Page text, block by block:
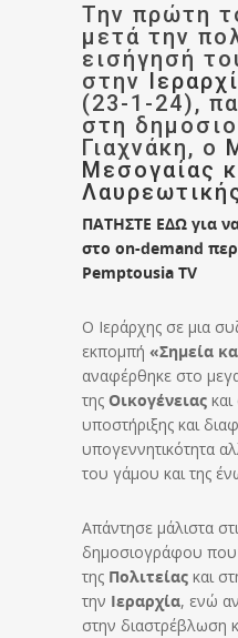
Την πρώτη
μετά την
εισήγησή
στην
(23-1-24),
στη
Γιαχνάκη, ο
Μεσογαίας
ΠΑΤΗΣΤΕ ΕΔΩ για
στο on-demand
Pemptousia TV
Ο Ιεράρχης σε μια
εκπομπή «Σημεία
αναφέρθηκε στο
της Οικογένειας
υποστήριξης και
υπογεννητικότητα
του γάμου και της
Απάντησε μάλιστα
δημοσιογράφου
της Πολιτείας και
την Ιεραρχία, ενώ
στην διαστρέβλωση